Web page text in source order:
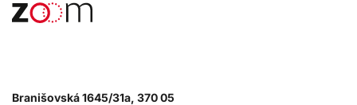
Branišovská 1645/31a, 370 05